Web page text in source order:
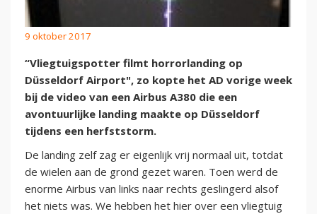
9 oktober 2017
“Vliegtuigspotter filmt horrorlanding op
Düsseldorf Airport", zo kopte het AD vorige week
bij de video van een Airbus A380 die een
avontuurlijke landing maakte op Düsseldorf
tijdens een herfststorm.
De landing zelf zag er eigenlijk vrij normaal uit, totdat
de wielen aan de grond gezet waren. Toen werd de
enorme Airbus van links naar rechts geslingerd alsof
het niets was. We hebben het hier over een vliegtuig